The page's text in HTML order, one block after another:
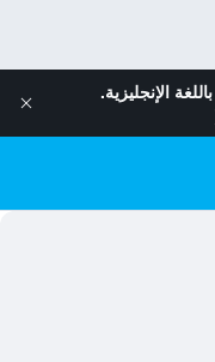
الإنجليزية.